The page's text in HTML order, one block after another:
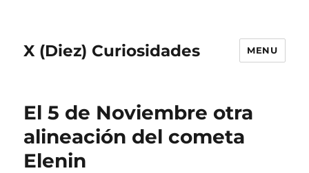
X (Diez) Curiosidades MENU
El 5 de Noviembre otra
alineación del cometa
Elenin